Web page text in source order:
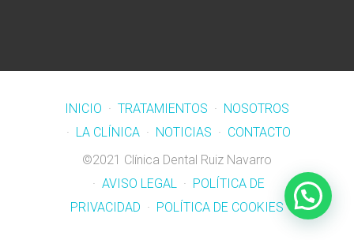
INICIO · TRATAMIENTOS · NOSOTROS
· LA CLÍNICA · NOTICIAS · CONTACTO
©2021 Clínica Dental Ruiz Navarro
· AVISO LEGAL · POLÍTICA DE
PRIVACIDAD · POLÍTICA DE COOKIES